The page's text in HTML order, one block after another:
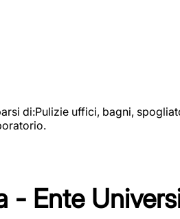
di:Pulizie uffici, bagni,
- Ente